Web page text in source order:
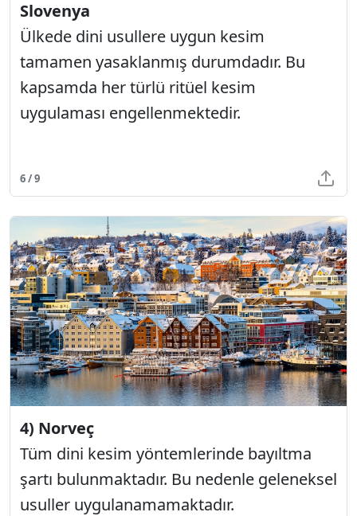
Slovenya
Ülkede dini usullere uygun kesim
tamamen yasaklanmış durumdadır. Bu
kapsamda her türlü ritüel kesim
uygulaması engellenmektedir.
6 / 9
4) Norveç
Tüm dini kesim yöntemlerinde bayıltma
şartı bulunmaktadır. Bu nedenle geleneksel
usuller uygulanamamaktadır.